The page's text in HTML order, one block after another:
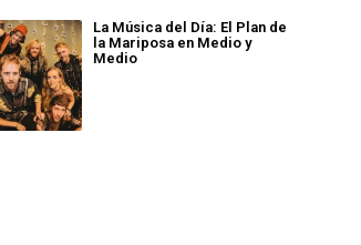
La Música del Día: El Plan de
la Mariposa en Medio y
Medio